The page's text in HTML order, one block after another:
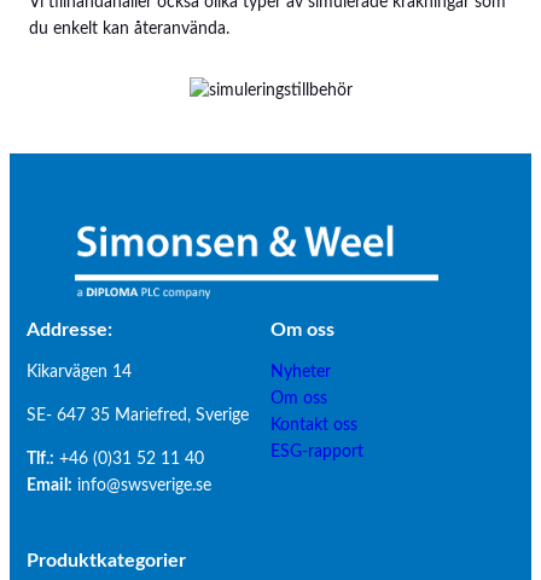
du enkelt kan återanvända.
Addresse:
Kikarvägen 14
SE- 647 35 Mariefred, Sverige
Tlf.: +46 (0)31 52 11 40
Email: info@swsverige.se
Om oss
Nyheter
Om oss
Kontakt oss
ESG-rapport
Produktkategorier